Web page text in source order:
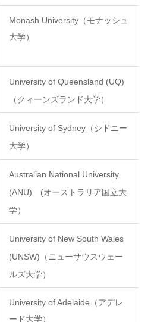
Monash University（モナッシュ
大学）
University of Queensland (UQ)
（クィーンズランド大学）
University of Sydney（シドニー
大学）
Australian National University
(ANU) (オーストラリア国立大
学）
University of New South Wales
(UNSW)（ニューサウスウェー
ルズ大学）
University of Adelaide（アデレ
ード大学）